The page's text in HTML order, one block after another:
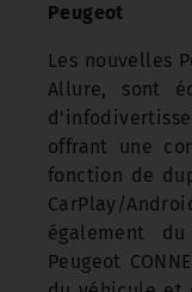
Peugeot
Les nouvelles
Allure, sont
offrant une
fonction de
CarPlay/
également
Peugeot